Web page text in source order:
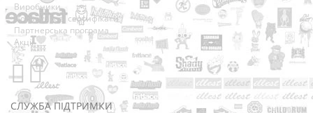
Виробники
Подарункові сертифікати
Партнерська програма
Акції
СЛУЖБА ПІДТРИМКИ